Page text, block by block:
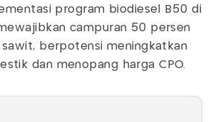
program biodiesel B50 di
campuran 50 persen
sawit, berpotensi meningkatkan
dan menopang harga CPO.